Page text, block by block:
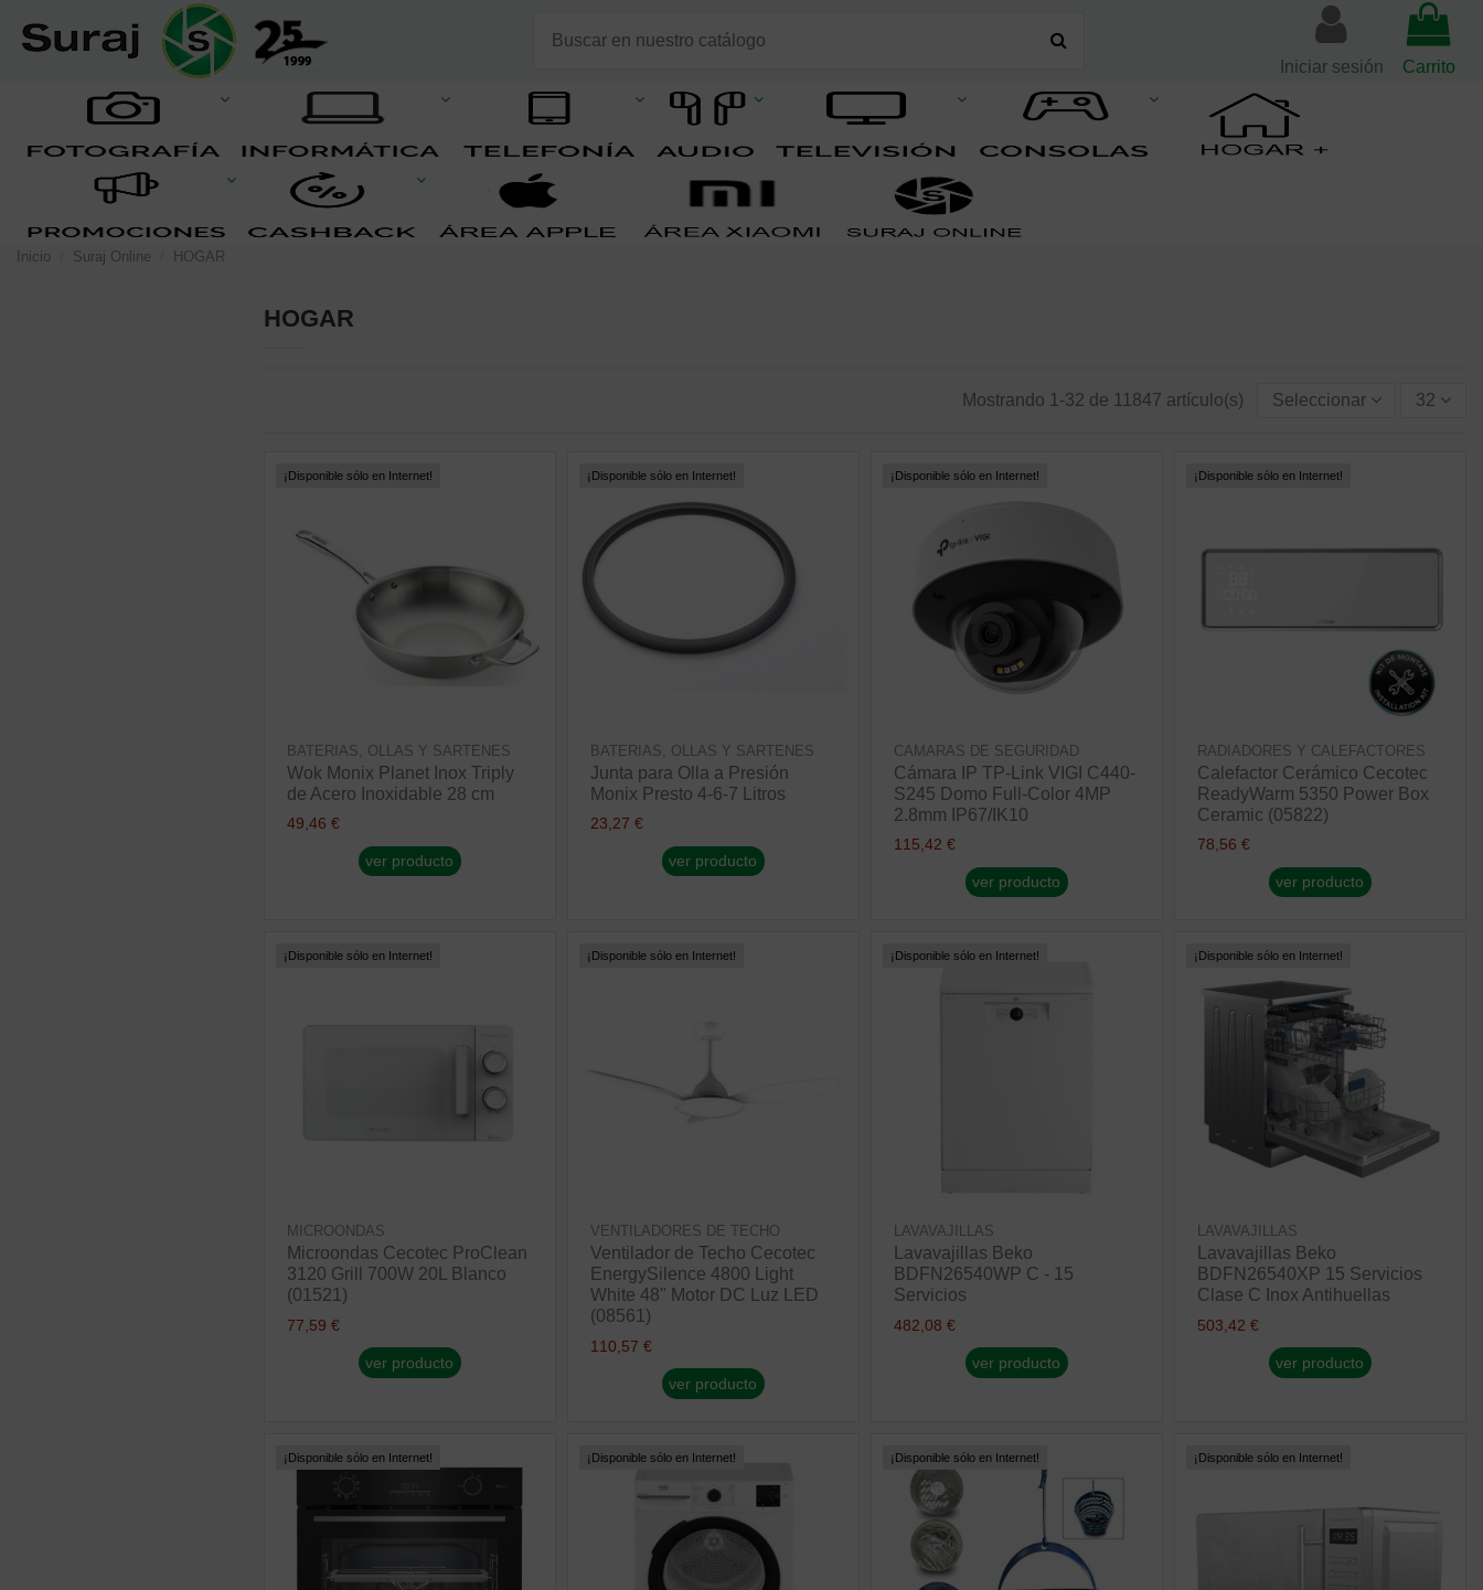
Iniciar sesión Carrito
Inicio Suraj Online HOGAR
HOGAR
Mostrando 1-32 de 11847 artículo(s) Seleccionar 32
¡Disponible sólo en Internet!
BATERIAS, OLLAS Y SARTENES
Wok Monix Planet Inox Triply
de Acero Inoxidable 28 cm
49,46 €
ver producto
¡Disponible sólo en Internet!
BATERIAS, OLLAS Y SARTENES
Junta para Olla a Presión
Monix Presto 4-6-7 Litros
23,27 €
ver producto
¡Disponible sólo en Internet!
CAMARAS DE SEGURIDAD
Cámara IP TP-Link VIGI C440-
S245 Domo Full-Color 4MP
2.8mm IP67/IK10
115,42 €
ver producto
¡Disponible sólo en Internet!
RADIADORES Y CALEFACTORES
Calefactor Cerámico Cecotec
ReadyWarm 5350 Power Box
Ceramic (05822)
78,56 €
ver producto
¡Disponible sólo en Internet!
MICROONDAS
Microondas Cecotec ProClean
3120 Grill 700W 20L Blanco
(01521)
77,59 €
ver producto
¡Disponible sólo en Internet!
VENTILADORES DE TECHO
Ventilador de Techo Cecotec
EnergySilence 4800 Light
White 48" Motor DC Luz LED
(08561)
110,57 €
ver producto
¡Disponible sólo en Internet!
LAVAVAJILLAS
Lavavajillas Beko
BDFN26540WP C - 15
Servicios
482,08 €
ver producto
¡Disponible sólo en Internet!
LAVAVAJILLAS
Lavavajillas Beko
BDFN26540XP 15 Servicios
Clase C Inox Antihuellas
503,42 €
ver producto
¡Disponible sólo en Internet! ¡Disponible sólo en Internet! ¡Disponible sólo en Internet! ¡Disponible sólo en Internet!